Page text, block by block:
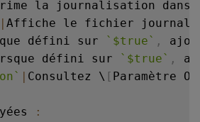
la journalisation dans
| Affiche le fichier journal
défini sur ` $true` ,
défini sur ` $true` ,
` | Consultez \ [ Paramètre
: